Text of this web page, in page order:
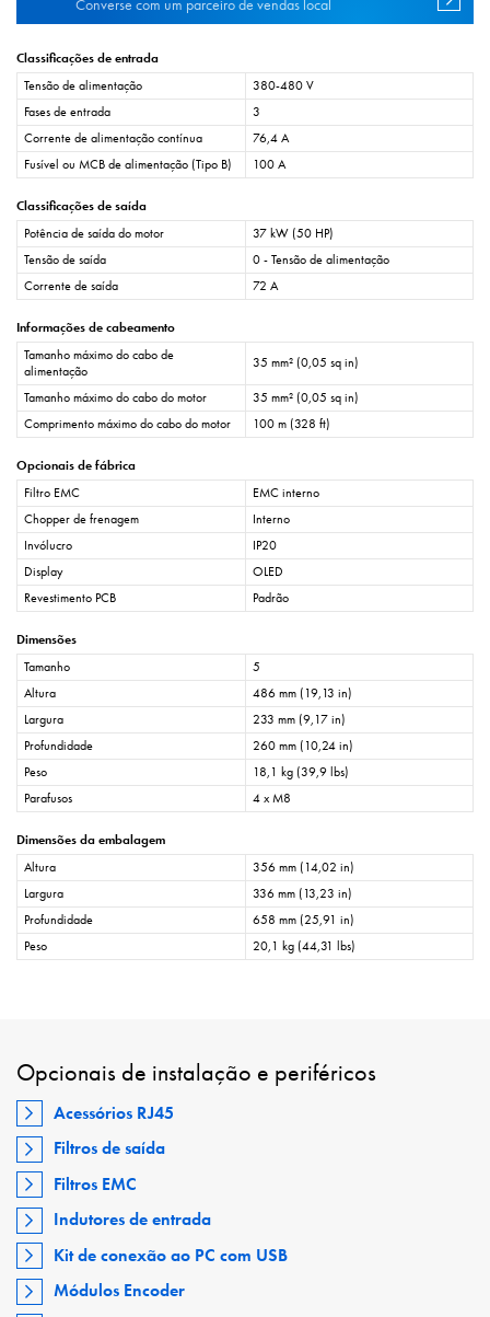
Converse com um parceiro de vendas local
Classificações de entrada
Tensão de alimentação
380-480 V
Fases de entrada
3
Corrente de alimentação contínua
76,4 A
Fusível ou MCB de alimentação (Tipo B)
100 A
Classificações de saída
Potência de saída do motor
37 kW (50 HP)
Tensão de saída
0 - Tensão de alimentação
Corrente de saída
72 A
Informações de cabeamento
Tamanho máximo do cabo de
alimentação
35 mm² (0,05 sq in)
Tamanho máximo do cabo do motor
35 mm² (0,05 sq in)
Comprimento máximo do cabo do motor
100 m (328 ft)
Opcionais de fábrica
Filtro EMC
EMC interno
Chopper de frenagem
Interno
Invólucro
IP20
Display
OLED
Revestimento PCB
Padrão
Dimensões
Tamanho
5
Altura
486 mm (19,13 in)
Largura
233 mm (9,17 in)
Profundidade
260 mm (10,24 in)
Peso
18,1 kg (39,9 lbs)
Parafusos
4 x M8
Dimensões da embalagem
Altura
356 mm (14,02 in)
Largura
336 mm (13,23 in)
Profundidade
658 mm (25,91 in)
Peso
20,1 kg (44,31 lbs)
Opcionais de instalação e periféricos
Acessórios RJ45
Filtros de saída
Filtros EMC
Indutores de entrada
Kit de conexão ao PC com USB
Módulos Encoder